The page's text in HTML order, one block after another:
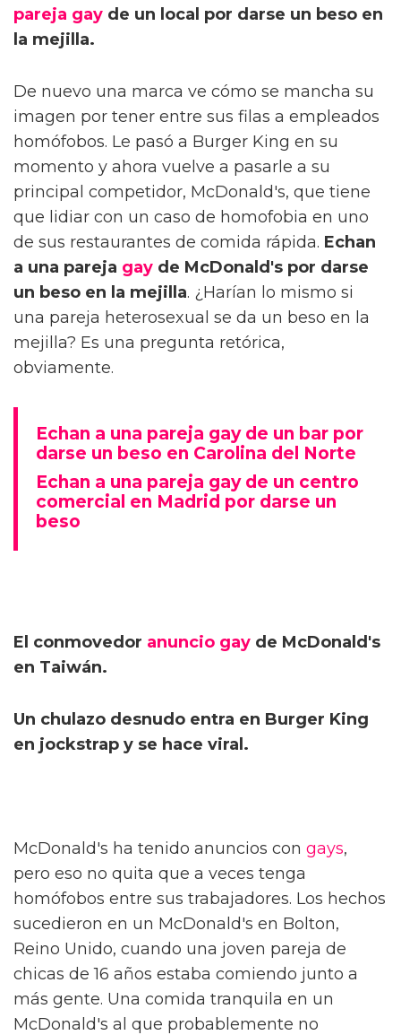
pareja gay de un local por darse un beso en
la mejilla.
De nuevo una marca ve cómo se mancha su
imagen por tener entre sus filas a empleados
homófobos. Le pasó a Burger King en su
momento y ahora vuelve a pasarle a su
principal competidor, McDonald's, que tiene
que lidiar con un caso de homofobia en uno
de sus restaurantes de comida rápida. Echan
a una pareja gay de McDonald's por darse
un beso en la mejilla. ¿Harían lo mismo si
una pareja heterosexual se da un beso en la
mejilla? Es una pregunta retórica,
obviamente.
Echan a una pareja gay de un bar por
darse un beso en Carolina del Norte
Echan a una pareja gay de un centro
comercial en Madrid por darse un
beso
El conmovedor anuncio gay de McDonald's
en Taiwán.
Un chulazo desnudo entra en Burger King
en jockstrap y se hace viral.
McDonald's ha tenido anuncios con gays,
pero eso no quita que a veces tenga
homófobos entre sus trabajadores. Los hechos
sucedieron en un McDonald's en Bolton,
Reino Unido, cuando una joven pareja de
chicas de 16 años estaba comiendo junto a
más gente. Una comida tranquila en un
McDonald's al que probablemente no